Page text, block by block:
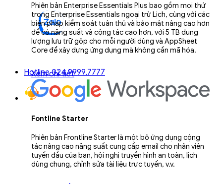
Hotline 024.9999.7777
Phiên bản Enterprise Essentials Plus bao gồm mọi thứ
trong Enterprise Essentials ngoại trừ Lịch, cùng với các
biện pháp kiểm soát tuân thủ và bảo mật nâng cao hơn
để có năng suất và cộng tác cao hơn, với 5 TB dung
lượng lưu trữ gộp cho mỗi người dùng và AppSheet
Core để xây dựng ứng dụng mà không cần mã hóa.
Xem chi tiết
Fontline Starter
Phiên bản Frontline Starter là một bộ ứng dụng cộng
tác nâng cao năng suất cung cấp email cho nhân viên
tuyến đầu của bạn, hội nghị truyền hình an toàn, lịch
dùng chung, chỉnh sửa tài liệu trực tuyến, v.v.